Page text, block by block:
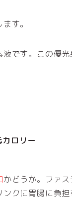
す。
です。この優
ロリー
かどうか。ファ
クに胃腸に負